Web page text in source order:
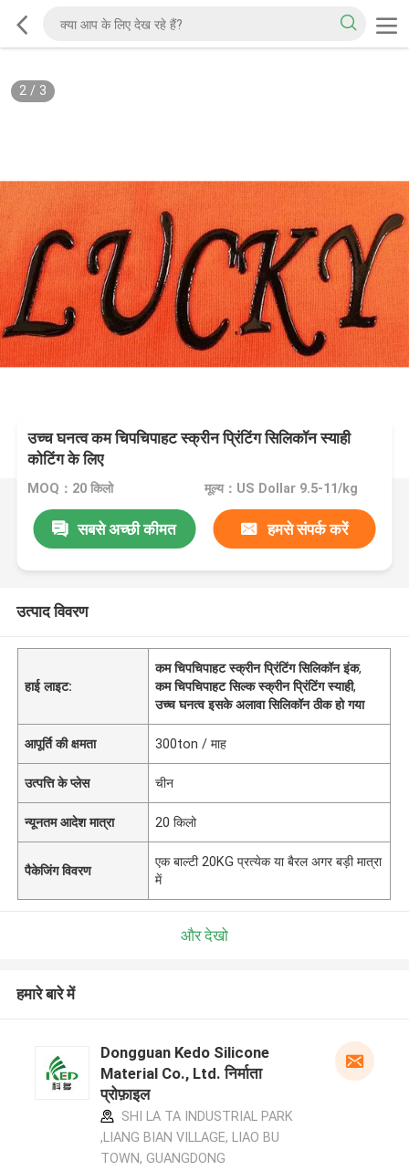
2/ 3
उच्च घनत्व कम चिपचिपाहट स्क्रीन प्रिंटिंग सिलिकॉन स्याही
कोटिंग के लिए
MOQ：20 किलो मूल्य：US Dollar 9.5-11/kg
सबसे अच्छी कीमत हमसे संपर्क करें
उत्पाद विवरण
हाई लाइट:
कम चिपचिपाहट स्क्रीन प्रिंटिंग सिलिकॉन इंक,
कम चिपचिपाहट सिल्क स्क्रीन प्रिंटिंग स्याही,
उच्च घनत्व इसके अलावा सिलिकॉन ठीक हो गया
आपूर्ति की क्षमता 300ton / माह
उत्पत्ति के प्लेस चीन
न्यूनतम आदेश मात्रा 20 किलो
पैकेजिंग विवरण
एक बाल्टी 20KG प्रत्येक या बैरल अगर बड़ी मात्रा
में
और देखो
हमारे बारे में
Dongguan Kedo Silicone
Material Co., Ltd. निर्माता
प्रोफ़ाइल
SHI LA TA INDUSTRIAL PARK
,LIANG BIAN VILLAGE, LIAO BU
TOWN, GUANGDONG